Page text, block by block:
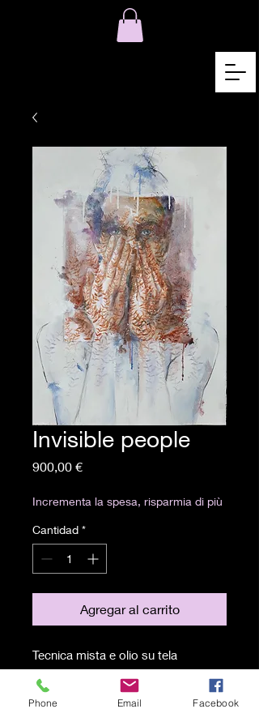
Invisible people
900,00 €Precio
Incrementa la spesa, risparmia di più
Cantidad *
Agregar al carrito
Tecnica mista e olio su tela
100x70 cm
Phone Email Facebook